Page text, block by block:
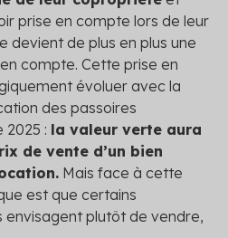
prise en compte lors de leur
devient de plus en plus une
compte. Cette prise en
évoluer avec la
des passoires
: la valeur verte aura
de vente d’un bien
Mais face à cette
est que certains
plutôt de vendre,